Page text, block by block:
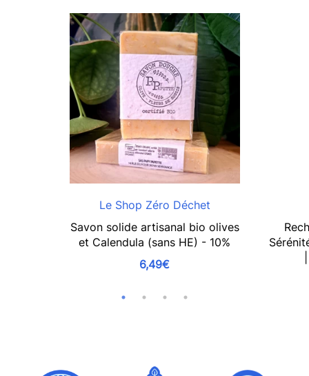
Le Shop Zéro Déchet
Savon solide artisanal bio olives
et Calendula (sans HE) - 10%
6,49€